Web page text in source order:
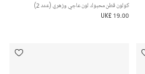
كولون قطن محبوك لون عاجي وزهري (عدد 2)
UK£ 19.00